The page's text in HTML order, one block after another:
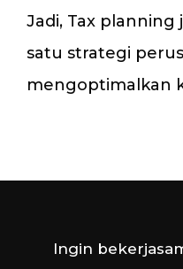
Jadi, Tax
satu strategi
mengoptimalkan
Ingin